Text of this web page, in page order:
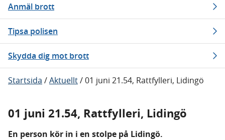
Anmäl brott
Tipsa polisen
Skydda dig mot brott
Startsida /Aktuellt/01 juni 21.54, Rattfylleri, Lidingö
01 juni 21.54, Rattfylleri, Lidingö
En person kör in i en stolpe på Lidingö.